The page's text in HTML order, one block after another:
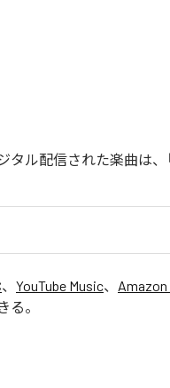
タル配信された楽曲は、
、 YouTube Music、
。